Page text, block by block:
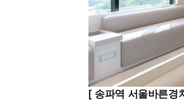
[ 송파역 서울바른경